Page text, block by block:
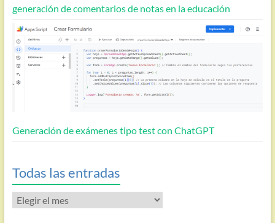
generación de comentarios de notas en la educación
Generación de exámenes tipo test con ChatGPT
Todas las entradas
Todas
las